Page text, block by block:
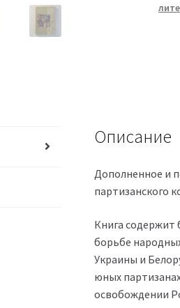
Описание
Дополненное и
партизанского
Книга содержит
борьбе
Украины и
юных
освобождении